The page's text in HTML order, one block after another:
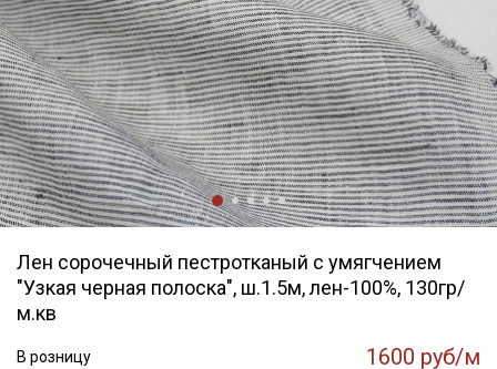
Лен сорочечный пестротканый с умягчением
"Узкая черная полоска", ш.1.5м, лен-100%, 130гр/
м.кв
В розницу 1600 руб/м